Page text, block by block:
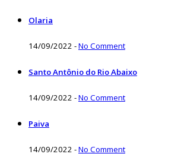
Olaria
14/09/2022 -No Comment
Santo Antônio do Rio Abaixo
14/09/2022 -No Comment
Paiva
14/09/2022 -No Comment